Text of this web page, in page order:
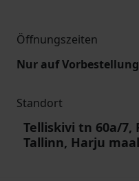
Öffnungszeiten
Nur auf Vorbestellung
Standort
Telliskivi tn 60a/7,
Tallinn, Harju